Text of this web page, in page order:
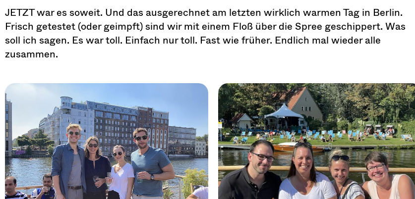
JETZT war es soweit. Und das ausgerechnet am letzten wirklich warmen Tag in Berlin.
Frisch getestet (oder geimpft) sind wir mit einem Floß über die Spree geschippert. Was
soll ich sagen. Es war toll. Einfach nur toll. Fast wie früher. Endlich mal wieder alle
zusammen.